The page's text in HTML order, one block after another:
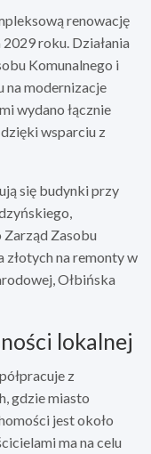
renowację
roku. Działania
Komunalnego i
na modernizacje
wydano łącznie
wsparciu z
się budynki przy
Zasobu
złotych na remonty w
Ołbińska
lokalnej
z
gdzie miasto
jest około
ma na celu